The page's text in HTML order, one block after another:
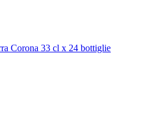
Corona 33 cl x 24 bottiglie